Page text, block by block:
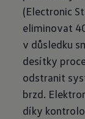
(Electronic
eliminovat
v důsledku
desítky
odstranit
brzd.
díky